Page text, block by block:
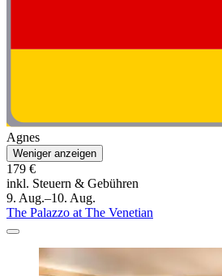
Agnes
Weniger anzeigen
179 €
inkl. Steuern & Gebühren
9. Aug.–10. Aug.
The Palazzo at The Venetian